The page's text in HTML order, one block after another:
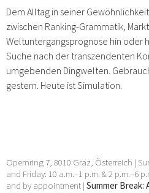
Dem Alltag in seiner
zwischen Ranking-Grammatik,
Weltuntergangsprognose hin oder
Suche nach der transzendenten
umgebenden Dingwelten.
gestern. Heute ist Simulation.
Opernring 7, 8010 Graz, Österreich |
and Friday: 10 a.m.–1 p.m. & 2 p.m.–6
and by appointment | Summer Break: